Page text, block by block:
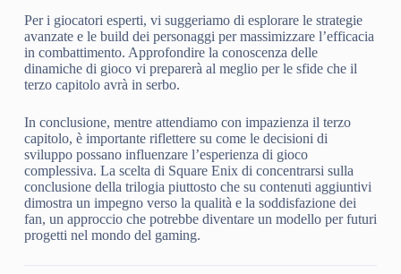
Per i giocatori esperti, vi suggeriamo di esplorare le strategie
avanzate e le build dei personaggi per massimizzare l’efficacia
in combattimento. Approfondire la conoscenza delle
dinamiche di gioco vi preparerà al meglio per le sfide che il
terzo capitolo avrà in serbo.
In conclusione, mentre attendiamo con impazienza il terzo
capitolo, è importante riflettere su come le decisioni di
sviluppo possano influenzare l’esperienza di gioco
complessiva. La scelta di Square Enix di concentrarsi sulla
conclusione della trilogia piuttosto che su contenuti aggiuntivi
dimostra un impegno verso la qualità e la soddisfazione dei
fan, un approccio che potrebbe diventare un modello per futuri
progetti nel mondo del gaming.